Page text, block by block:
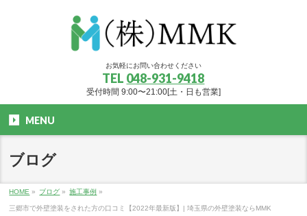
お気軽にお問い合わせください
TEL 048-931-9418
受付時間 9:00〜21:00[土・日も営業]
MENU
ブログ
HOME » ブログ » 施工事例 »
三郷市で外壁塗装をされた方の口コミ【2022年最新版】| 埼玉県の外壁塗装ならMMK